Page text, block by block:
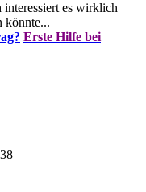
es wirklich
könnte...
Erste Hilfe bei